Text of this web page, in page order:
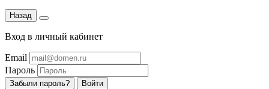
Назад
Вход в личный кабинет
Email
Пароль
Забыли пароль?
Войти